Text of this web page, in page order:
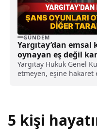
GÜNDEM
Yargıtay’dan
oynayan eş değil
kusurlu sayıldı
Yargıtay Hukuk Genel
etmeyen, eşine hakaret
5 kişi